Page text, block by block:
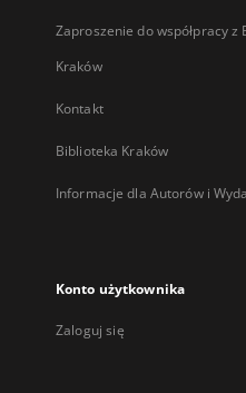
Zaproszenie do współpracy
Kraków
Kontakt
Biblioteka Kraków
Informacje dla Autorów i
Konto użytkownika
Zaloguj się